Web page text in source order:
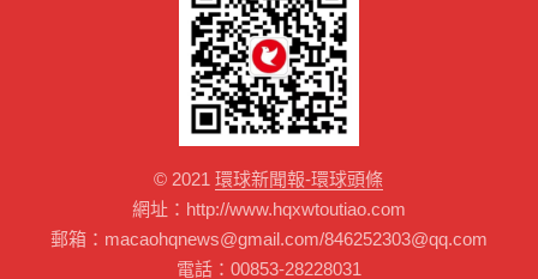
© 2021環球新聞報-環球頭條
網址：http://www.hqxwtoutiao.com
郵箱：macaohqnews@gmail.com/846252303@qq.com
電話：00853-28228031